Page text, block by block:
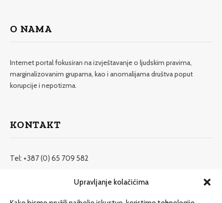
Upravljanje kolačićima
O NAMA
Internet portal fokusiran na izvještavanje o ljudskim pravima,
marginalizovanim grupama, kao i anomalijama društva poput
korupcije i nepotizma.
KONTAKT
Tel: +387 (0) 65 709 582
redakcija@etrafika.net